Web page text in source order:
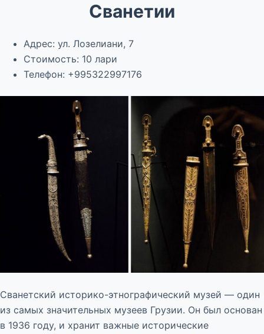
Сванетии
Адрес: ул. Лозелиани, 7
Стоимость: 10 лари
Телефон: +995322997176
Сванетский историко-этнографический музей — один
из самых значительных музеев Грузии. Он был основан
в 1936 году, и хранит важные исторические